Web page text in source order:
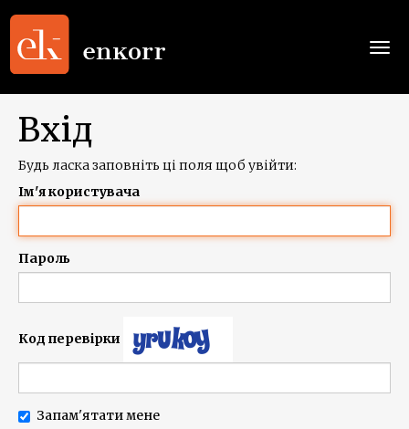
Вхід
Будь ласка заповніть ці поля щоб увійти:
Ім'я користувача
Пароль
Код перевірки
Запам'ятати мене